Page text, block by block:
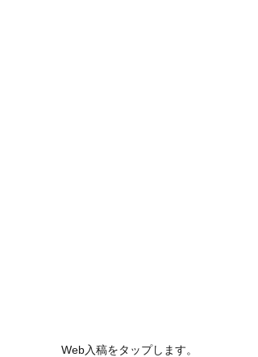
Web入稿をタップします。